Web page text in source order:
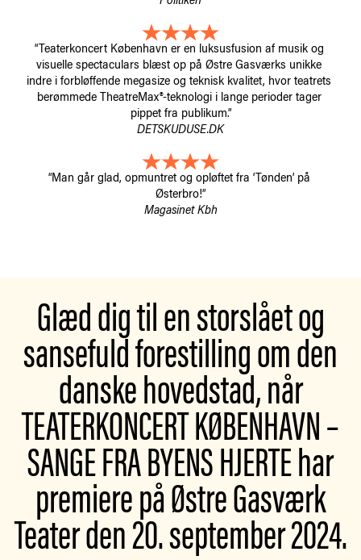
“Teaterkoncert København er en luksusfusion af musik og
visuelle spectaculars blæst op på Østre Gasværks unikke
indre i forbløffende megasize og teknisk kvalitet, hvor teatrets
berømmede TheatreMax®-teknologi i lange perioder tager
pippet fra publikum.”
DETSKUDUSE.DK
“Man går glad, opmuntret og opløftet fra ‘Tønden’ på
Østerbro!”
Magasinet Kbh
Glæd dig til en storslået og
sansefuld forestilling om den
danske hovedstad, når
TEATERKONCERT KØBENHAVN –
SANGE FRA BYENS HJERTE har
premiere på Østre Gasværk
Teater den 20. september 2024.